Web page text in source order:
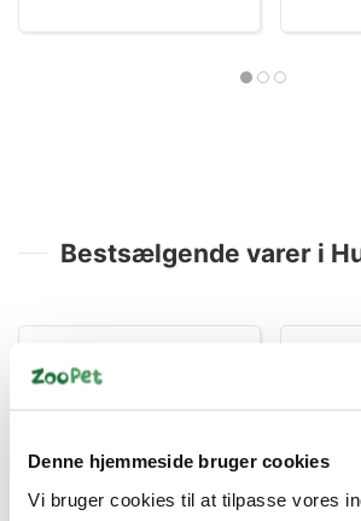
Denne hjemmeside bruger cookies
Vi bruger cookies til at tilpasse vores
Bestsælgende varer i